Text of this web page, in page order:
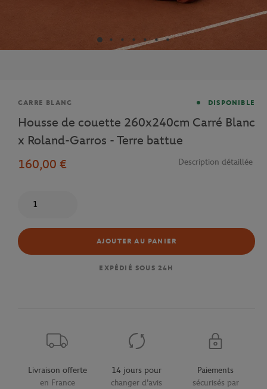
Marque
CARRE BLANC DISPONIBLE
Housse de couette 260x240cm Carré Blanc
x Roland-Garros - Terre battue
160,00 €
Description détaillée
AJOUTER AU PANIER
EXPÉDIÉ SOUS 24H
Livraison offerte
en France
14 jours pour
changer d'avis
Paiements
sécurisés par